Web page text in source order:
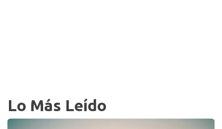
Lo Más Leído